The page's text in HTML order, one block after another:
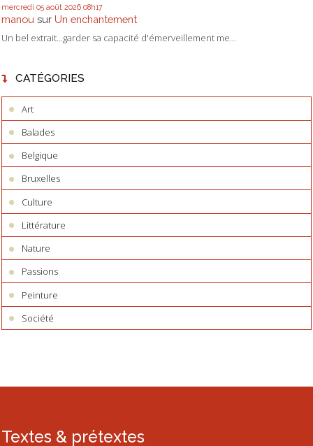
mercredi 05 août 2026 08h17
manou sur Un enchantement
Un bel extrait...garder sa capacité d'émerveillement me...
CATÉGORIES
Art
Balades
Belgique
Bruxelles
Culture
Littérature
Nature
Passions
Peinture
Société
Textes & prétextes